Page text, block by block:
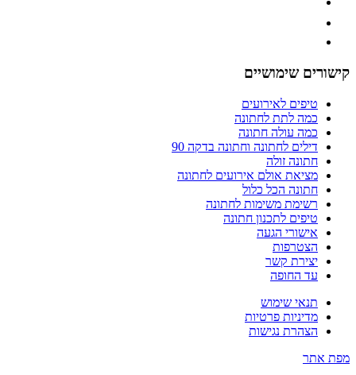
שימושיים
טיפים לאירועים
כמה לתת לחתונה
כמה עולה חתונה
דילים לחתונה וחתונה בדקה 90
חתונה זולה
מציאת אולם אירועים לחתונה
חתונה הכל כלול
רשימת משימות לחתונה
טיפים לתכנון חתונה
אישורי הגעה
הצטרפות
יצירת קשר
עד החופה
תנאי שימוש
מדיניות פרטיות
הצהרת נגישות
אתר